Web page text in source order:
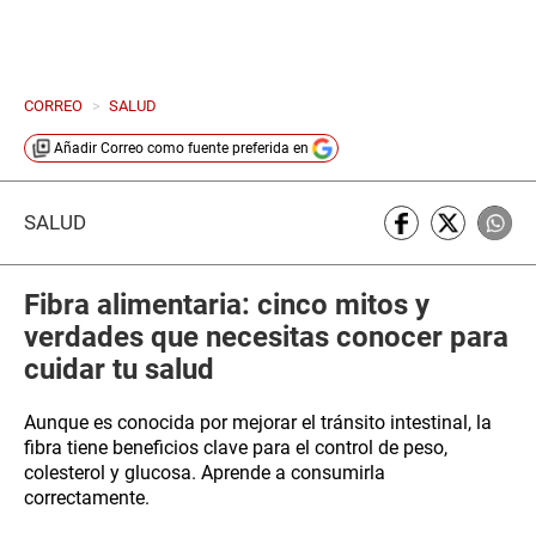
CORREO > SALUD
Añadir Correo como fuente preferida en
SALUD
Fibra alimentaria: cinco mitos y
verdades que necesitas conocer para
cuidar tu salud
Aunque es conocida por mejorar el tránsito intestinal, la
fibra tiene beneficios clave para el control de peso,
colesterol y glucosa. Aprende a consumirla
correctamente.